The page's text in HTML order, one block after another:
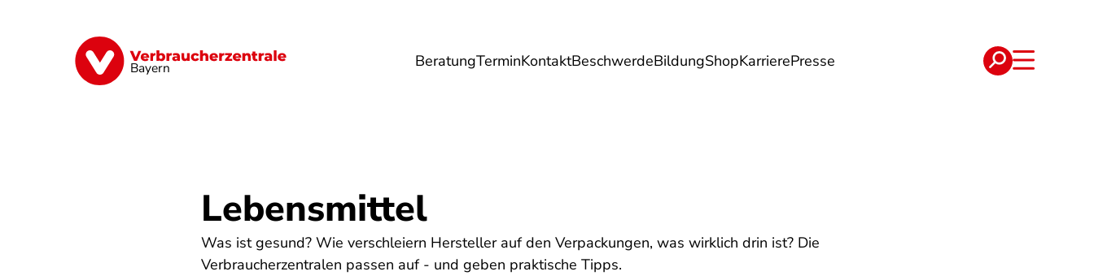
Bayern BeratungTerminKontaktBeschwerdeBildungShopKarrierePresse
Finanzen Digitales Lebensmittel Umwelt Gesundheit Energie Reise Verträge
Lebensmittel
Was ist gesund? Wie verschleiern Hersteller auf den Verpackungen, was wirklich drin ist? Die
Verbraucherzentralen passen auf - und geben praktische Tipps.